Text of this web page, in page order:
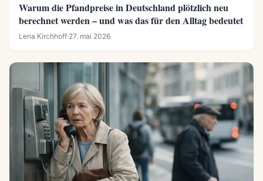
Warum die Pfandpreise in Deutschland plötzlich neu
berechnet werden – und was das für den Alltag bedeutet
Lena Kirchhoff·27. mai 2026